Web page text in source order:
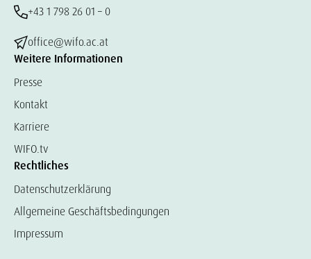
+43 1 798 26 01 – 0
office@wifo.ac.at
Weitere Informationen
Presse
Kontakt
Karriere
WIFO.tv
Rechtliches
Datenschutzerklärung
Allgemeine Geschäftsbedingungen
Impressum